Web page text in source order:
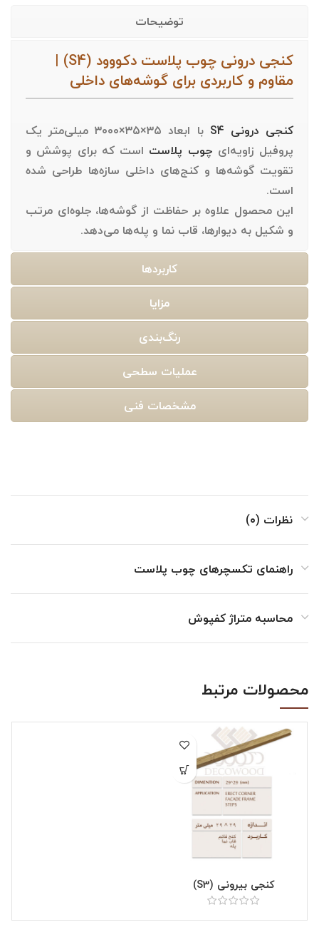
توضیحات
کنجی درونی چوب پلاست دکووود (S4) |
مقاوم و کاربردی برای گوشه‌های داخلی
کنجی درونی S4 با ابعاد ۳۵×۳۵×۳۰۰۰ میلی‌متر
یک
پروفیل زاویه‌ای چوب پلاست است که برای پوشش و
تقویت گوشه‌ها و کنج‌های داخلی سازه‌ها طراحی شده
است.
این محصول علاوه بر حفاظت از گوشه‌ها، جلوه‌ای مرتب
و شکیل به دیوارها، قاب نما و پله‌ها می‌دهد.
کاربردها
مزایا
رنگ‌بندی
عملیات سطحی
مشخصات فنی
نظرات (۰)
راهنمای تکسچرهای چوب پلاست
محاسبه متراژ کفپوش
محصولات مرتبط
کنجی بیرونی (S3)